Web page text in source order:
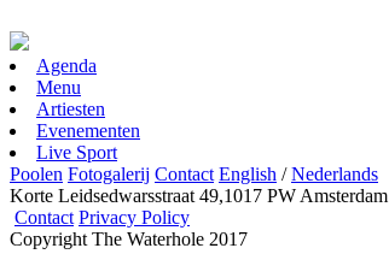
Agenda
Menu
Artiesten
Evenementen
Live Sport
Poolen Fotogalerij Contact English /Nederlands
Korte Leidsedwarsstraat 49,1017 PW Amsterdam
Contact Privacy Policy
Copyright The Waterhole 2017